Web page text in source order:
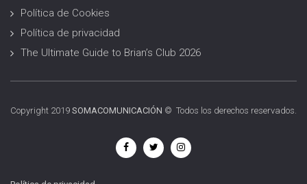
Política de Cookies
Política de privacidad
The Ultimate Guide to Brian’s Club 2026
Copyright 2019 SOMACOMUNICACIÓN © Todos los derechos reservados.